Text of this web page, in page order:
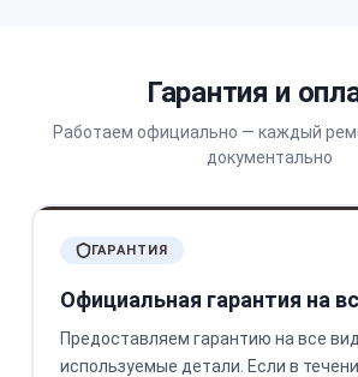
Гарантия и
Работаем официально — каждый
документально
ГАРАНТИЯ
Официальная гарантия на
Предоставляем гарантию на все
используемые детали. Если в